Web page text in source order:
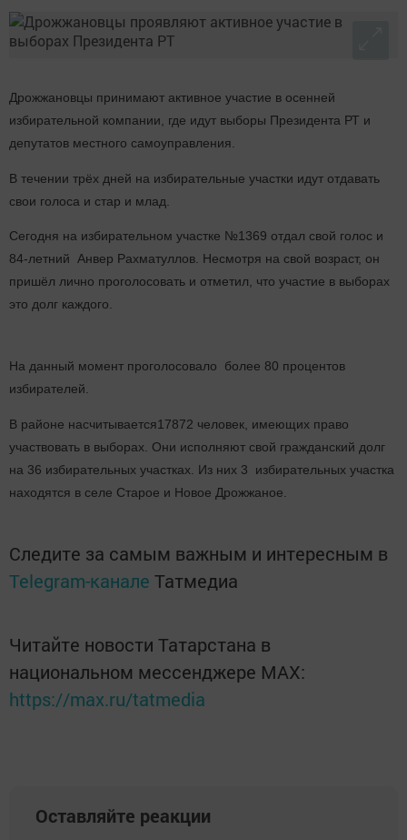
Дрожжановцы принимают активное участие в осенней
избирательной компании, где идут выборы Президента РТ и
депутатов местного самоуправления.
В течении трёх дней на избирательные участки идут отдавать
свои голоса и стар и млад.
Сегодня на избирательном участке №1369 отдал свой голос и
84-летний Анвер Рахматуллов. Несмотря на свой возраст, он
пришёл лично проголосовать и отметил, что участие в выборах
это долг каждого.
На данный момент проголосовало более 80 процентов
избирателей.
В районе насчитывается17872 человек, имеющих право
участвовать в выборах. Они исполняют свой гражданский долг
на 36 избирательных участках. Из них 3 избирательных участка
находятся в селе Старое и Новое Дрожжаное.
Следите за самым важным и интересным в
Telegram-канале Татмедиа
Читайте новости Татарстана в
национальном мессенджере MАХ:
https://max.ru/tatmedia
Оставляйте реакции